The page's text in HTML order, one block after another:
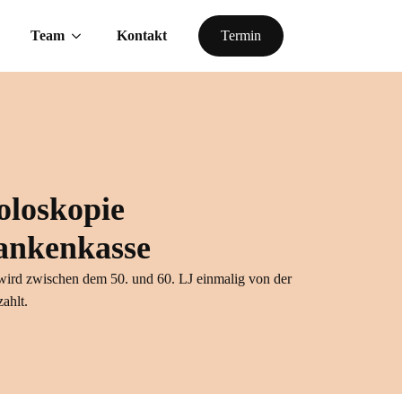
Team Kontakt Termin
zwischen dem 50. und 60. LJ einmalig von der